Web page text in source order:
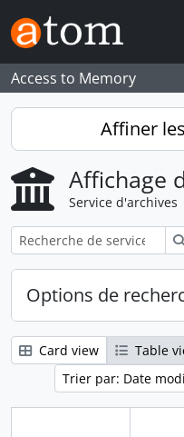
Skip to main content
Access to Memory
Affiner
Affichage
Service d'archives
Options de
Card view
Table
Trier par: Date